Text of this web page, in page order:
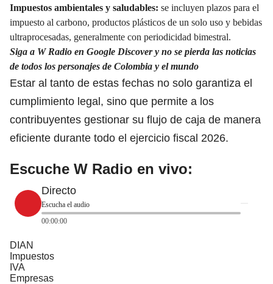
Impuestos ambientales y saludables: se incluyen plazos para el
impuesto al carbono, productos plásticos de un solo uso y bebidas
ultraprocesadas, generalmente con periodicidad bimestral.
Siga a W Radio en Google Discover y no se pierda las noticias
de todos los personajes de Colombia y el mundo
Estar al tanto de estas fechas no solo garantiza el
cumplimiento legal, sino que permite a los
contribuyentes gestionar su flujo de caja de manera
eficiente durante todo el ejercicio fiscal 2026.
Escuche W Radio en vivo:
Directo
Escucha el audio
00:00:00
DIAN
Impuestos
IVA
Empresas